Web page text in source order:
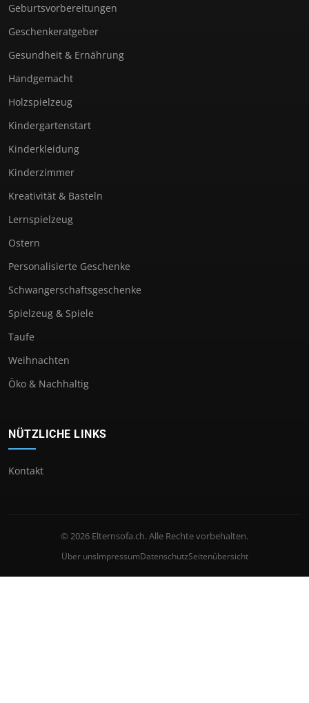
Geburtsvorbereitungen
Geschenkeratgeber
Gesundheit & Ernährung
Handgemacht
Holzspielzeug
Kindergartenstart
Kinderkleidung
Kinderzimmer
Kreativität & Basteln
Lernspielzeug
Ostern
Personalisierte Geschenke
Schwangerschaftsgeschenke
Spielzeug & Spiele
Taufe
Weihnachten
Öko & Nachhaltig
NÜTZLICHE LINKS
Kontakt
© 2026 Elternsofa.ch. Alle Rechte vorbehalten.
Über unsImpressumDatenschutzSeitenübersicht